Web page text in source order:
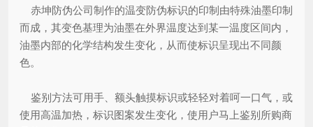
赤坤防伪公司制作的温变防伪标识的印制由特殊油墨印制
而成，其变色基理为油墨在外界温度达到某一温度区间内，
油墨内部的化学结构发生变化，从而使标识呈现出不同颜
色。
鉴别方法可用手、额头触摸标识或轻轻对着呵一口气，或
使用高温加热，标识图案发生变化，使用户马上鉴别所购商